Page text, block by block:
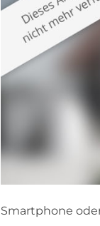
Smartphone